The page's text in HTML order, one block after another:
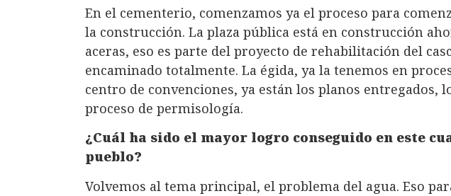
En el cementerio, comenzamos ya el proceso para
la construcción. La plaza pública está en construcción
aceras, eso es parte del proyecto de rehabilitación del
encaminado totalmente. La égida, ya la tenemos en
centro de convenciones, ya están los planos entregados,
proceso de permisología.
¿Cuál ha sido el mayor logro conseguido en este
pueblo?
Volvemos al tema principal, el problema del agua. Eso